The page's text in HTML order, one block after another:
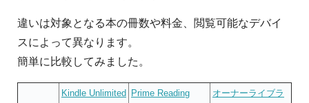
違いは対象となる本の冊数や料金、閲覧可能なデバイ
スによって異なります。
簡単に比較してみました。
Kindle Unlimited Prime Reading
オーナーライブラ